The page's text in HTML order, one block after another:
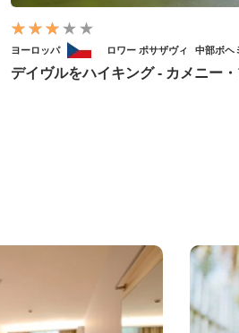
ヨーロッパ ロワー ポサザヴィ 中部ボヘ
デイヴルをハイキング - カメニー